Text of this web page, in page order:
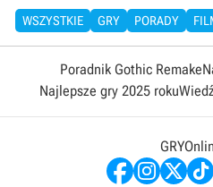
WSZYSTKIE GRY PORADY
Poradnik Gothic Remake
Najlepsze gry 2025 roku